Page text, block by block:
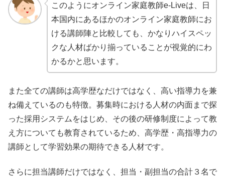
このようにオンライン家庭教師e-Liveは、日
本国内にあるほかのオンライン家庭教師にお
ける講師陣と比較しても、かなりハイスペッ
クな人材ばかり揃っていることが視覚的にわ
かるかと思います。
また全ての講師は高学歴なだけではなく、高い指導力を兼
ね備えているのも特徴。募集時における人材の内面まで探
った採用システムをはじめ、その後の研修制度によって教
え方についても教育されているため、高学歴・高指導力の
講師として学習効果の期待できる人材です。
さらに担当講師だけではなく、担当・副担当の合計３名で